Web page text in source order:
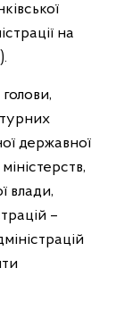
на
державної
влади,
–